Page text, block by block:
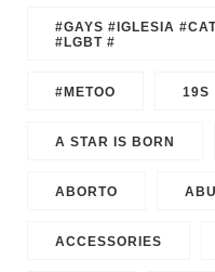
#GAYS #IGLESIA
#LGBT #
#METOO 19S
A STAR IS BORN
ABORTO
ACCESSORIES